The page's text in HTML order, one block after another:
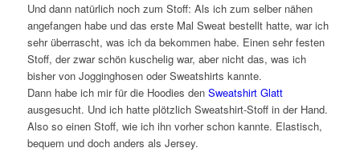
Und dann natürlich noch zum Stoff: Als ich zum selber nähen
angefangen habe und das erste Mal Sweat bestellt hatte, war ich
sehr überrascht, was ich da bekommen habe. Einen sehr festen
Stoff, der zwar schön kuschelig war, aber nicht das, was ich
bisher von Jogginghosen oder Sweatshirts kannte.
Dann habe ich mir für die Hoodies den Sweatshirt Glatt
ausgesucht. Und ich hatte plötzlich Sweatshirt-Stoff in der Hand.
Also so einen Stoff, wie ich ihn vorher schon kannte. Elastisch,
bequem und doch anders als Jersey.